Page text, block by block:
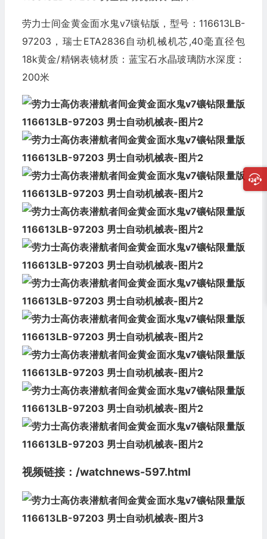
劳力士间金黄金面水鬼v7镶钻版，型号：116613LB-
97203，瑞士ETA2836自动机械机芯,40毫直径包
18k黄金/精钢表镜材质：蓝宝石水晶玻璃防水深度：
200米
视频链接： /watchnews-597.html